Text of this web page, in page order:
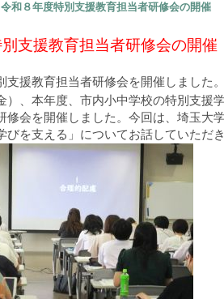
令和８年度特別支援教育担当者研修会の開催
支援教育担当者研修会の開催
支援教育担当者研修会を開催しました。
）、本年度、市内小中学校の特別支援
修会を開催しました。今回は、埼玉
びを支える」についてお話していただ